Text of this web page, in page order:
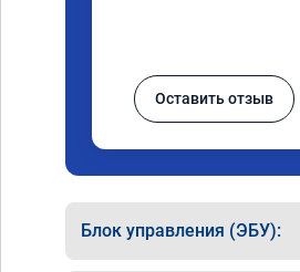
Оставить отзыв
Блок управления (ЭБУ):